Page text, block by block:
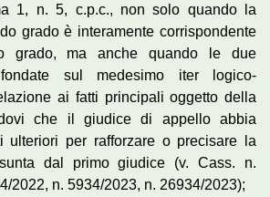
1, n. 5, c.p.c., non solo quando la
grado è interamente corrispondente
grado, ma anche quando le due
sul medesimo iter logico-
ai fatti principali oggetto della
che il giudice di appello abbia
ulteriori per rafforzare o precisare la
dal primo giudice (v. Cass. n.
2022, n. 5934/2023, n. 26934/2023);